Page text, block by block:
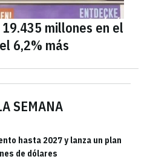
SEMANA
hasta 2027 y lanza un plan
de dólares
millones en el
6,2% más